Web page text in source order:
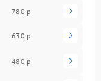
780 р
630 р
480 р